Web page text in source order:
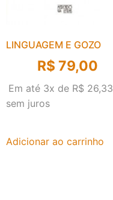
LINGUAGEM E GOZO
R$ 79,00
Em até 3x de R$ 26,33
sem juros
Adicionar ao carrinho